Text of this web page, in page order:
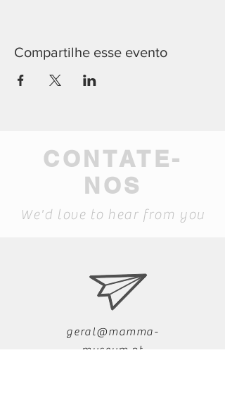
Compartilhe esse evento
CONTATE-
NOS
We'd love to hear from you
geral@mamma-
museum.pt